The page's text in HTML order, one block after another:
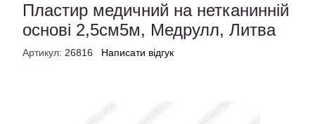
Пластир медичний на нетканинній
основі 2,5см5м, Медрулл, Литва
Артикул: 26816 Написати відгук